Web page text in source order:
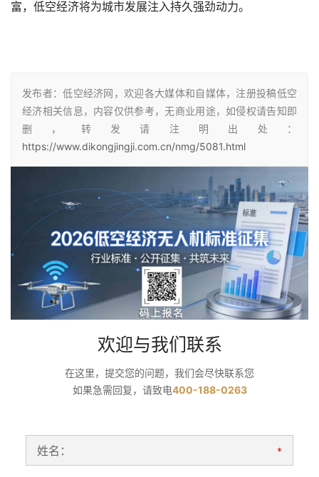
富，低空经济将为城市发展注入持久强劲动力。
发布者：低空经济网，欢迎各大媒体和自媒体，注册投稿低空
经济相关信息，内容仅供参考，无商业用途，如侵权请告知即
删，转发请注明出处：
https://www.dikongjingji.com.cn/nmg/5081.html
欢迎与我们联系
在这里，提交您的问题，我们会尽快联系您
如果急需回复，请致电400-188-0263
姓名： *